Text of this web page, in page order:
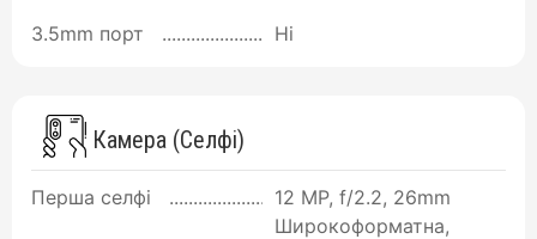
3.5mm порт
Ні
Камера (Селфі)
Перша селфі
12 MP, f/2.2, 26mm
Широкоформатна,